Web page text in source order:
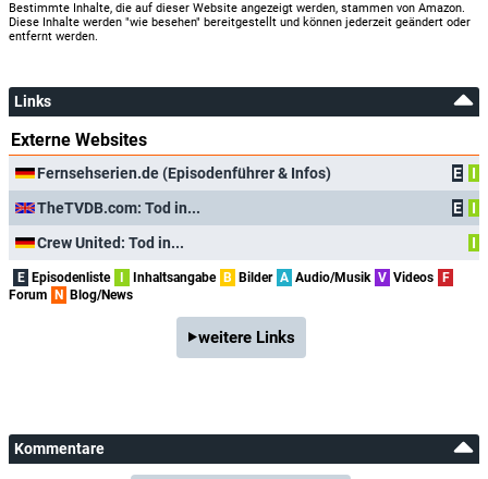
Bestimmte Inhalte, die auf dieser Website angezeigt werden, stammen von Amazon.
Diese Inhalte werden "wie besehen" bereitgestellt und können jederzeit geändert oder
entfernt werden.
Links
Externe Websites
Fernsehserien.de (Episodenführer & Infos) E
I
TheTVDB.com: Tod in...
E
I
Crew United: Tod in...
I
E Episodenliste Inhaltsangabe B Bilder A Audio/Musik V Videos
F
Forum
N Blog/News
weitere Links
Kommentare